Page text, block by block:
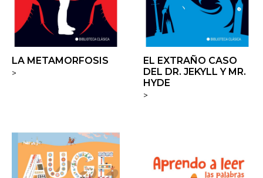
LA METAMORFOSIS
>
EL EXTRAÑO CASO
DEL DR. JEKYLL Y MR.
HYDE
>